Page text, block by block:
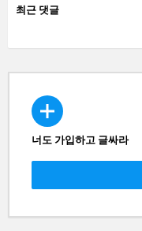
최근 댓글
CREATE
너도 가입하고 글싸라